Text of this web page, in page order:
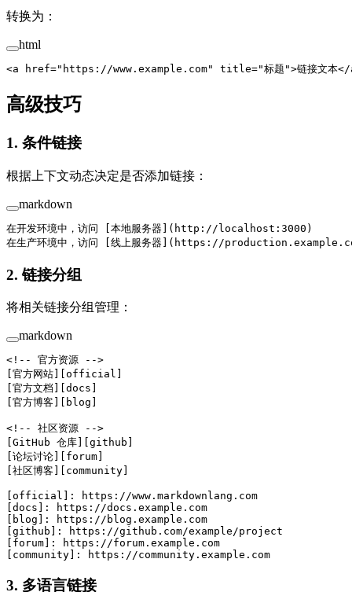
转换为：
html
<a href="https://www.example.com" title="标题">链接文本</
高级技巧
1. 条件链接
根据上下文动态决定是否添加链接：
markdown
在开发环境中，访问 [ 本地服务器 ]( http://localhost:3000 )
在生产环境中，访问 [ 线上服务器 ]( https://
2. 链接分组
将相关链接分组管理：
markdown
<!-- 官方资源 -->
官方网站 official
官方文档 docs
官方博客 blog
<!-- 社区资源 -->
GitHub 仓库 github
论坛讨论 forum
社区博客 community
official ]:
https://www.markdownlang.com
docs ]:
https://docs.example.com
blog ]:
https://blog.example.com
github ]:
https://github.com/example/project
forum ]:
https://forum.example.com
community ]: https://community.example.com
3. 多语言链接